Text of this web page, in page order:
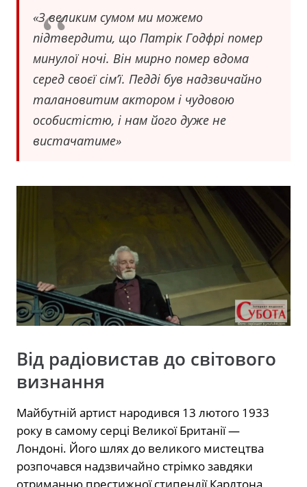
«З великим сумом ми можемо
підтвердити, що Патрік Годфрі помер
минулої ночі. Він мирно помер вдома
серед своєї сім’ї. Педді був надзвичайно
талановитим актором і чудовою
особистістю, і нам його дуже не
вистачатиме»
Від радіовистав до світового
визнання
Майбутній артист народився 13 лютого 1933
року в самому серці Великої Британії —
Лондоні. Його шлях до великого мистецтва
розпочався надзвичайно стрімко завдяки